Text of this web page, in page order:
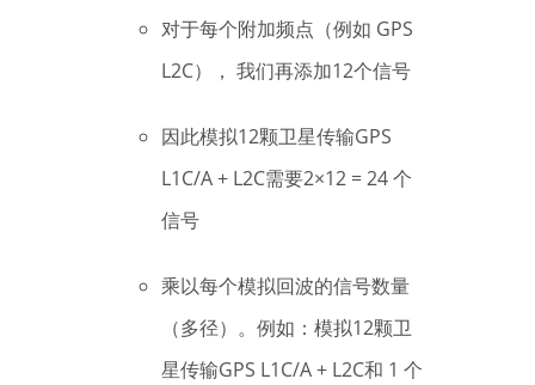
对于每个附加频点（例如 GPS
L2C）， 我们再添加12个信号
因此模拟12颗卫星传输GPS
L1C/A + L2C需要2×12 = 24 个
信号
乘以每个模拟回波的信号数量
（多径）。例如：模拟12颗卫
星传输GPS L1C/A + L2C和 1 个